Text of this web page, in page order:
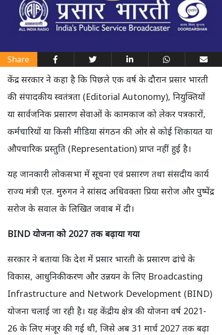
Share
केंद्र सरकार ने कहा है कि पिछले एक वर्ष के दौरान प्रसार भारती
की संपादकीय स्वतंत्रता (Editorial Autonomy), नियुक्तियों
या सार्वजनिक प्रसारण सेवाओं के कामकाज को लेकर पत्रकारों,
कर्मचारियों या किसी मीडिया संगठन की ओर से कोई शिकायत या
औपचारिक प्रस्तुति (Representation) प्राप्त नहीं हुई है।
यह जानकारी लोकसभा में सूचना एवं प्रसारण तथा संसदीय कार्य
राज्य मंत्री एल. मुरुगन ने सांसद अधिवक्ता प्रिया सरोज और पुष्पेंद्र
सरोज के सवाल के लिखित जवाब में दी।
BIND योजना को 2027 तक बढ़ाया गया
सरकार ने बताया कि देश में प्रसार भारती के प्रसारण ढांचे के
विकास, आधुनिकीकरण और उन्नयन के लिए Broadcasting
Infrastructure and Network Development (BIND)
योजना चलाई जा रही है। यह केंद्रीय क्षेत्र की योजना वर्ष 2021-
26 के लिए मंजूर की गई थी, जिसे अब 31 मार्च 2027 तक बढ़ा